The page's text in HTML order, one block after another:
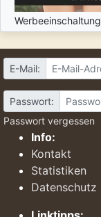
Werbeeinschaltung
E-Mail:
Passwort:
Passwort vergessen
Info:
Kontakt
Statistiken
Datenschutz